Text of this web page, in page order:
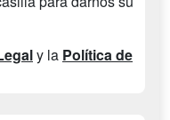
y la Política de